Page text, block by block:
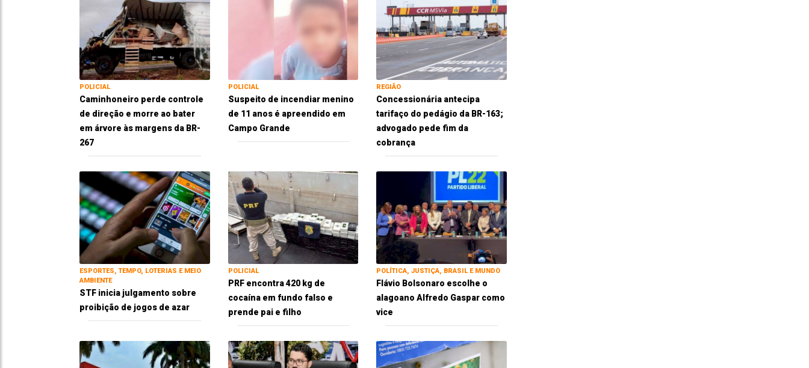
POLICIAL
Caminhoneiro perde controle
de direção e morre ao bater
em árvore às margens da BR-
267
POLICIAL
Suspeito de incendiar menino
de 11 anos é apreendido em
Campo Grande
REGIÃO
Concessionária antecipa
tarifaço do pedágio da BR-163;
advogado pede fim da
cobrança
ESPORTES, TEMPO, LOTERIAS E MEIO
AMBIENTE
STF inicia julgamento sobre
proibição de jogos de azar
POLICIAL
PRF encontra 420 kg de
cocaína em fundo falso e
prende pai e filho
POLÍTICA, JUSTIÇA, BRASIL E MUNDO
Flávio Bolsonaro escolhe o
alagoano Alfredo Gaspar como
vice